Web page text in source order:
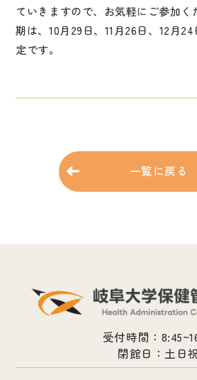
ていきますので、お気軽にご参加く
期は、10月29日、11月26日、12月
定です。
一覧に戻る
受付時間：
閉館日：土日